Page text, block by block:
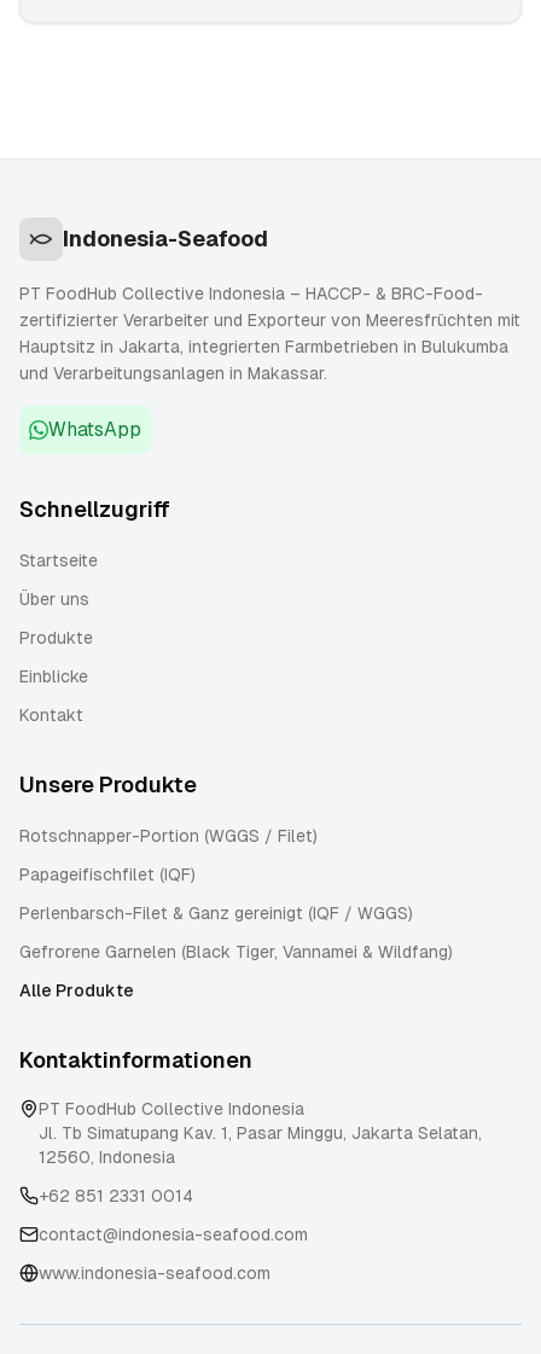
Indonesia-Seafood
PT FoodHub Collective Indonesia – HACCP- & BRC-Food-
zertifizierter Verarbeiter und Exporteur von Meeresfrüchten mit
Hauptsitz in Jakarta, integrierten Farmbetrieben in Bulukumba
und Verarbeitungsanlagen in Makassar.
WhatsApp
Schnellzugriff
Startseite
Über uns
Produkte
Einblicke
Kontakt
Unsere Produkte
Rotschnapper-Portion (WGGS / Filet)
Papageifischfilet (IQF)
Perlenbarsch-Filet & Ganz gereinigt (IQF / WGGS)
Gefrorene Garnelen (Black Tiger, Vannamei & Wildfang)
Alle Produkte
Kontaktinformationen
PT FoodHub Collective Indonesia
Jl. Tb Simatupang Kav. 1, Pasar Minggu, Jakarta Selatan,
12560, Indonesia
+62 851 2331 0014
contact@indonesia-seafood.com
www.indonesia-seafood.com